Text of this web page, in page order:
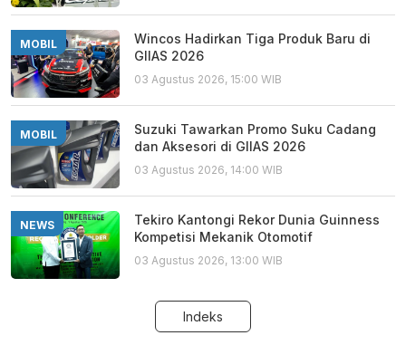
MOBIL
Wincos Hadirkan Tiga Produk Baru di
GIIAS 2026
03 Agustus 2026, 15:00 WIB
MOBIL
Suzuki Tawarkan Promo Suku Cadang
dan Aksesori di GIIAS 2026
03 Agustus 2026, 14:00 WIB
NEWS
Tekiro Kantongi Rekor Dunia Guinness
Kompetisi Mekanik Otomotif
03 Agustus 2026, 13:00 WIB
Indeks